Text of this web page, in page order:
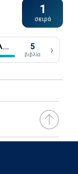
1
σειρά
Μαθήματα Λειτουργικής Γλώσσας 5
βιβλία ›